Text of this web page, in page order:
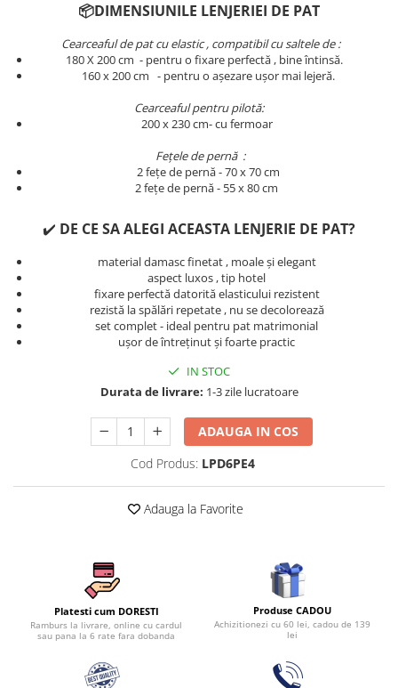
Set Lenjerie Pat Blanita Iepure, 6
Piese, Cu Pilota Inclusa
Lenjerii De Pat Premium Collection
Pilota / Cuvertura Inclusa
11 Piese, Cuvertura Inclusa
Lenjerii Damasc Egiptean King Size
Persoana
Lenjerii De Pat Damasc 1 Persoana
Lenjerii De Pat, Imprimeu 3D, 1
Persoana
📦DIMENSIUNILE LENJERIEI DE PAT
Cearceaful de pat cu elastic , compatibil cu saltele de :
180 X 200 cm - pentru o fixare perfectă , bine întinsă.
​​​​160 x 200 cm - pentru o așezare ușor mai lejeră.
Cearceaful pentru pilotă:
200 x 230 cm- cu fermoar
Fețele de pernă :
2 fețe de pernă - 70 x 70 cm
2 fețe de pernă - 55 x 80 cm
✔️ DE CE SA ALEGI ACEASTA LENJERIE DE PAT?
material damasc finetat , moale și elegant
aspect luxos , tip hotel
fixare perfectă datorită elasticului rezistent
rezistă la spălări repetate , nu se decolorează
set complet - ideal pentru pat matrimonial
ușor de întreținut și foarte practic
IN STOC
Durata de livrare: 1-3 zile lucratoare
ADAUGA IN COS
Cod Produs: LPD6PE4
Adauga la Favorite
Platesti cum DORESTI
Ramburs la livrare, online cu cardul
sau pana la 6 rate fara dobanda
Produse CADOU
Achizitionezi cu 60 lei, cadou de 139
lei